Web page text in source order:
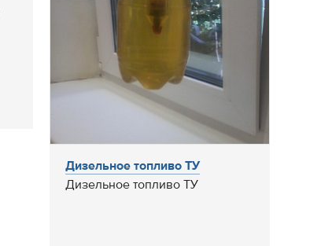
Дизельное топливо ТУ
Дизельное топливо ТУ